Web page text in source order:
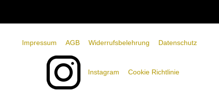
Impressum AGB Widerrufsbelehrung Datenschutz
Instagram Cookie Richtlinie